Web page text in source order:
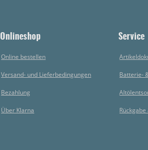
Onlineshop
Online bestellen
Versand- und Lieferbedingungen
Bezahlung
Über Klarna
Service
Batterie-